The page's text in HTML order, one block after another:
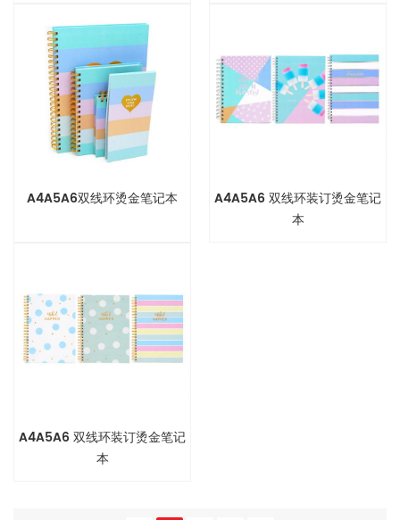
A4A5A6双线环烫金笔记本
A4A5A6 双线环装订烫金笔记
本
A4A5A6 双线环装订烫金笔记
本